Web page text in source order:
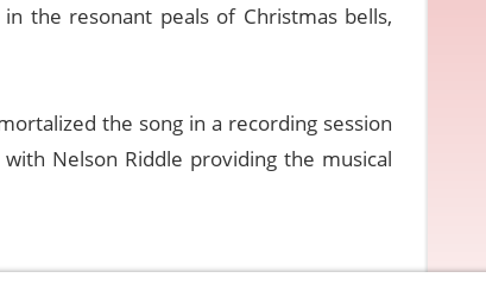
the resonant peals of Christmas bells,
the song in a recording session
Nelson Riddle providing the musical